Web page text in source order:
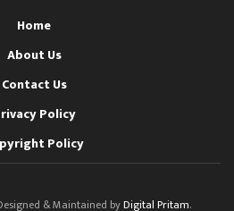
Home
About Us
Contact Us
Policy
Policy
& Maintained byDigital Pritam.